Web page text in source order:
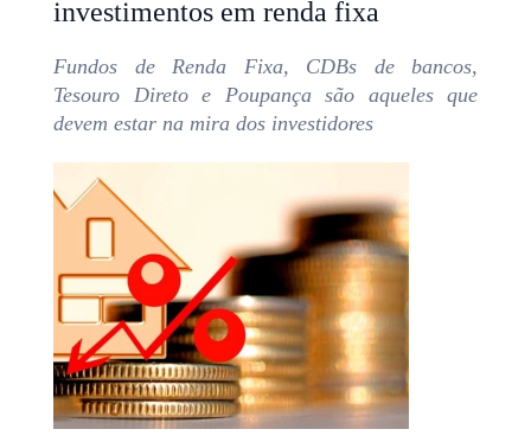
investimentos em renda fixa
Fundos de Renda Fixa, CDBs de bancos,
Tesouro Direto e Poupança são aqueles que
devem estar na mira dos investidores